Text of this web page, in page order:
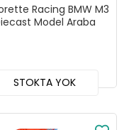
Racing BMW M3
Model Araba
STOKTA YOK